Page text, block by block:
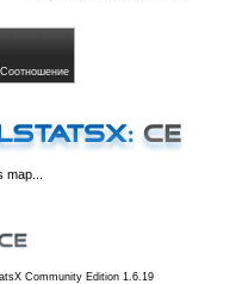
Соотношение
map...
Community Edition 1.6.19